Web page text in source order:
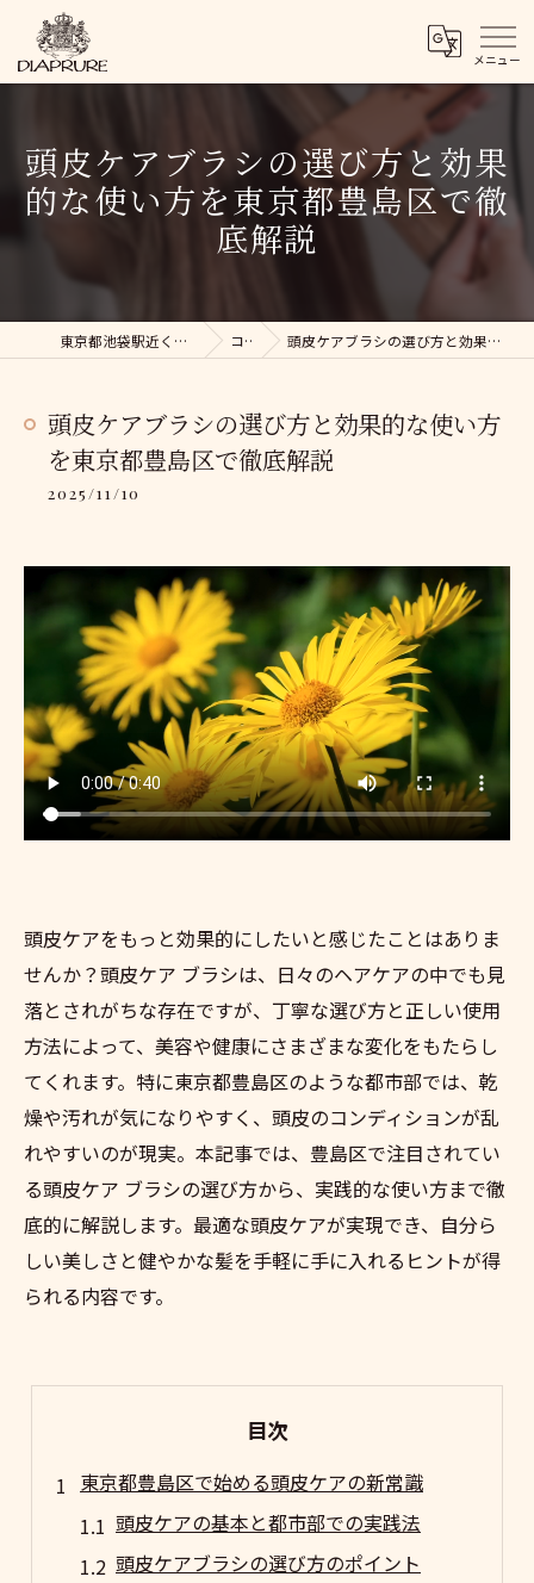
頭皮ケアブラシの選び方と効果
的な使い方を東京都豊島区で徹
底解説
東京都池袋駅近くの美容院ならDIAPRURE コラム 頭皮ケアブラシの選び方と効果的な使い方を東京都豊島区で徹底解説
頭皮ケアブラシの選び方と効果的な使い方
を東京都豊島区で徹底解説
2025/11/10
頭皮ケアをもっと効果的にしたいと感じたことはありま
せんか？頭皮ケア ブラシは、日々のヘアケアの中でも見
落とされがちな存在ですが、丁寧な選び方と正しい使用
方法によって、美容や健康にさまざまな変化をもたらし
てくれます。特に東京都豊島区のような都市部では、乾
燥や汚れが気になりやすく、頭皮のコンディションが乱
れやすいのが現実。本記事では、豊島区で注目されてい
る頭皮ケア ブラシの選び方から、実践的な使い方まで徹
底的に解説します。最適な頭皮ケアが実現でき、自分ら
しい美しさと健やかな髪を手軽に手に入れるヒントが得
られる内容です。
目次
東京都豊島区で始める頭皮ケアの新常識
頭皮ケアの基本と都市部での実践法
頭皮ケアブラシの選び方のポイント